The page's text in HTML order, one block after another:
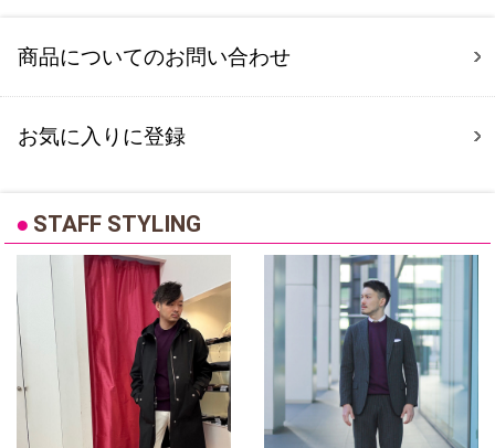
商品についてのお問い合わせ
お気に入りに登録
● STAFF STYLING